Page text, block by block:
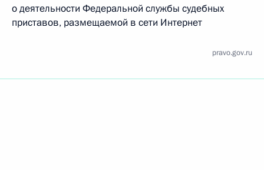
о деятельности Федеральной службы судебных
приставов, размещаемой в сети Интернет
pravo.gov.ru